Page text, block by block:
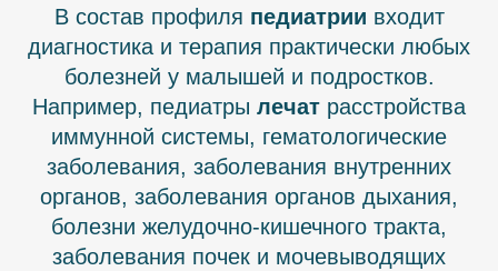
В состав профиля педиатрии входит
диагностика и терапия практически любых
болезней у малышей и подростков.
Например, педиатры лечат расстройства
иммунной системы, гематологические
заболевания, заболевания внутренних
органов, заболевания органов дыхания,
болезни желудочно-кишечного тракта,
заболевания почек и мочевыводящих